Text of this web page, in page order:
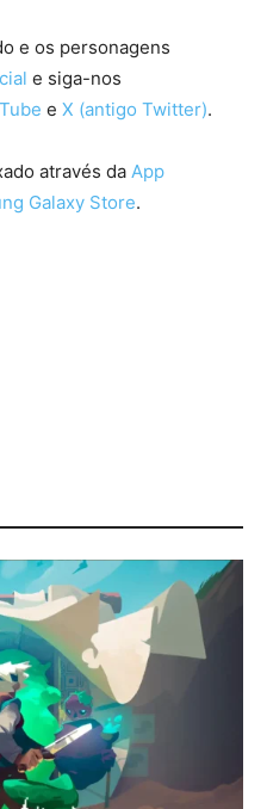
e os personagens
e siga-nos
e X (antigo Twitter).
através da App
Galaxy Store.